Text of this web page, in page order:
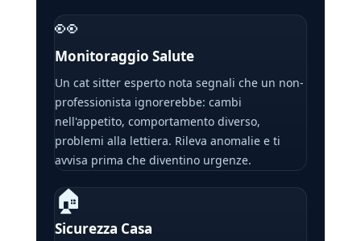
👀
Monitoraggio Salute
Un cat sitter esperto nota segnali che un non-
professionista ignorerebbe: cambi
nell'appetito, comportamento diverso,
problemi alla lettiera. Rileva anomalie e ti
avvisa prima che diventino urgenze.
🏠
Sicurezza Casa